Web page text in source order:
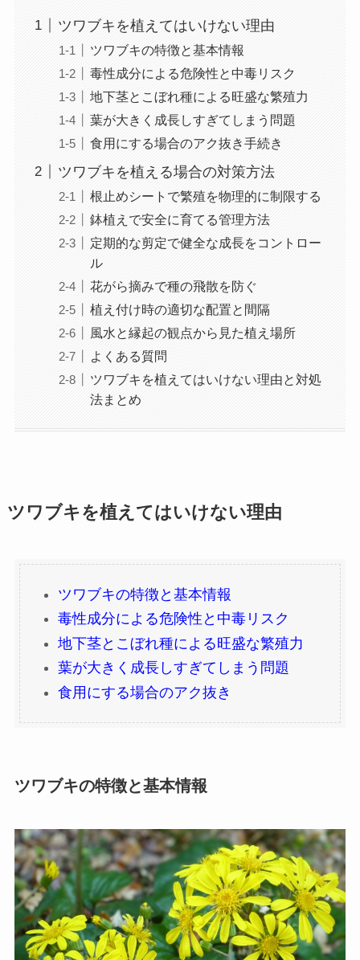
ツワブキを植えてはいけない理由
ツワブキの特徴と基本情報
毒性成分による危険性と中毒リスク
地下茎とこぼれ種による旺盛な繁殖力
葉が大きく成長しすぎてしまう問題
食用にする場合のアク抜き手続き
ツワブキを植える場合の対策方法
根止めシートで繁殖を物理的に制限する
鉢植えで安全に育てる管理方法
定期的な剪定で健全な成長をコントロー
ル
花がら摘みで種の飛散を防ぐ
植え付け時の適切な配置と間隔
風水と縁起の観点から見た植え場所
よくある質問
ツワブキを植えてはいけない理由と対処
法まとめ
ツワブキを植えてはいけない理由
ツワブキの特徴と基本情報
毒性成分による危険性と中毒リスク
地下茎とこぼれ種による旺盛な繁殖力
葉が大きく成長しすぎてしまう問題
食用にする場合のアク抜き
ツワブキの特徴と基本情報